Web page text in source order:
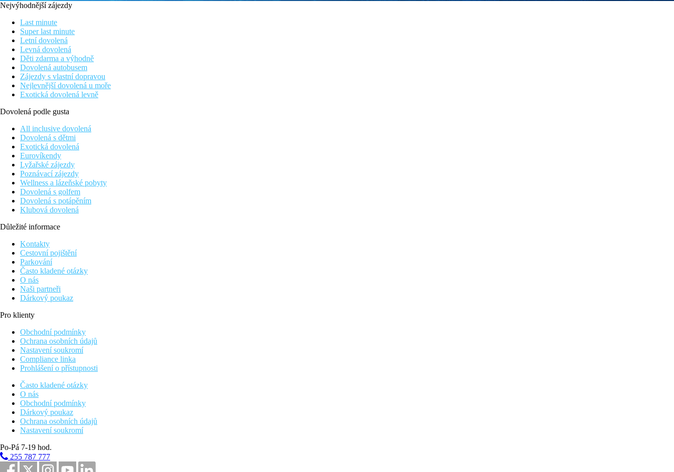
Nejvýhodnější zájezdy
Last minute
Super last minute
Letní dovolená
Levná dovolená
Děti zdarma a výhodně
Dovolená autobusem
Zájezdy s vlastní dopravou
Nejlevnější dovolená u moře
Exotická dovolená levně
Dovolená podle gusta
All inclusive dovolená
Dovolená s dětmi
Exotická dovolená
Eurovíkendy
Lyžařské zájezdy
Poznávací zájezdy
Wellness a lázeňské pobyty
Dovolená s golfem
Dovolená s potápěním
Klubová dovolená
Důležité informace
Kontakty
Cestovní pojištění
Parkování
Často kladené otázky
O nás
Naši partneři
Dárkový poukaz
Pro klienty
Obchodní podmínky
Ochrana osobních údajů
Nastavení soukromí
Compliance linka
Prohlášení o přístupnosti
Často kladené otázky
O nás
Obchodní podmínky
Dárkový poukaz
Ochrana osobních údajů
Nastavení soukromí
Po-Pá 7-19 hod.
255 787 777